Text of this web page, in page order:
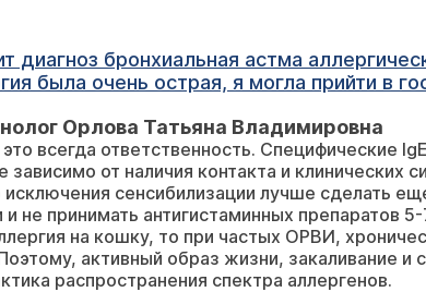
бронхиальная астма
была очень острая, я могла прийти в
после начинаются насморк,
но полностью симптомы снимает только
- негде проверить реакцию. Один
они вроде как считаются
кожные пробы на пыльцу и
аллергия на грибки, сажу, когда
с собакой. Безумно хочу корги,
Орлова Татьяна Владимировна
всегда ответственность. Специфические
от наличия контакта и клинических
исключения сенсибилизации лучше сделать
не принимать антигистаминных препаратов
на кошку, то при частых ОРВИ,
активный образ жизни, закаливание и
распространения спектра аллергенов.